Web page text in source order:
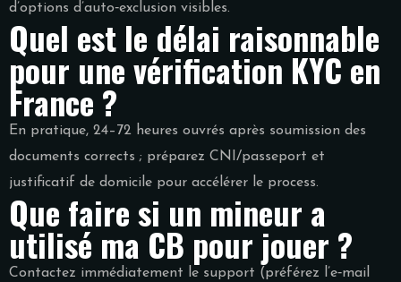
d’options d’auto‑exclusion visibles.
Quel est le délai raisonnable
pour une vérification KYC en
France ?
En pratique, 24–72 heures ouvrés après soumission des
documents corrects ; préparez CNI/passeport et
justificatif de domicile pour accélérer le process.
Que faire si un mineur a
utilisé ma CB pour jouer ?
Contactez immédiatement le support (préférez l’e‑mail